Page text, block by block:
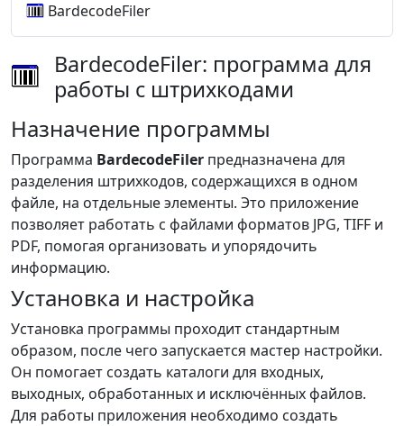
BardecodeFiler
BardecodeFiler: программа для
работы с штрихкодами
Назначение программы
Программа BardecodeFiler предназначена для
разделения штрихкодов, содержащихся в одном
файле, на отдельные элементы. Это приложение
позволяет работать с файлами форматов JPG, TIFF и
PDF, помогая организовать и упорядочить
информацию.
Установка и настройка
Установка программы проходит стандартным
образом, после чего запускается мастер настройки.
Он помогает создать каталоги для входных,
выходных, обработанных и исключённых файлов.
Для работы приложения необходимо создать